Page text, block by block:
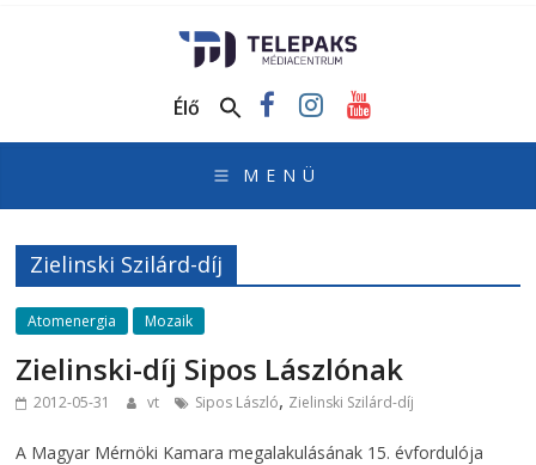
Médiacentrum
honlapja
Élő
Zielinski Szilárd-díj
Atomenergia Mozaik
Zielinski-díj Sipos Lászlónak
2012-05-31 vt Sipos László, Zielinski Szilárd-díj
A Magyar Mérnöki Kamara megalakulásának 15. évfordulója